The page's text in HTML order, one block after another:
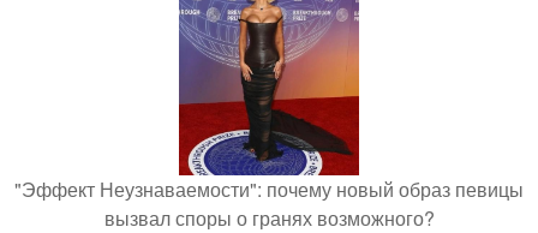
"Эффект Неузнаваемости": почему новый образ певицы
вызвал споры о гранях возможного?